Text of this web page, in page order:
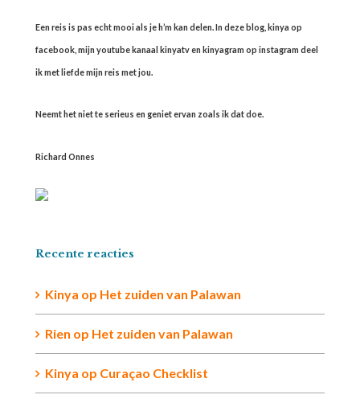
Een reis is pas echt mooi als je h’m kan delen. In deze blog, kinya op
facebook, mijn youtube kanaal kinyatv en kinyagram op instagram deel
ik met liefde mijn reis met jou.
Neemt het niet te serieus en geniet ervan zoals ik dat doe.
Richard Onnes
Recente reacties
Kinya op Het zuiden van Palawan
Rien op Het zuiden van Palawan
Kinya op Curaçao Checklist